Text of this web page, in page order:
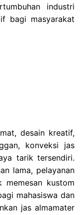
industri
bagi masyarakat
desain kreatif,
konveksi jas
tarik tersendiri.
lama, pelayanan
memesan kustom
mahasiswa dan
jas almamater